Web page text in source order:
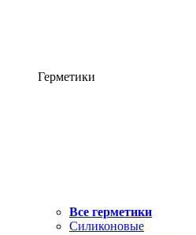
Герметики
Все герметики
Силиконовые